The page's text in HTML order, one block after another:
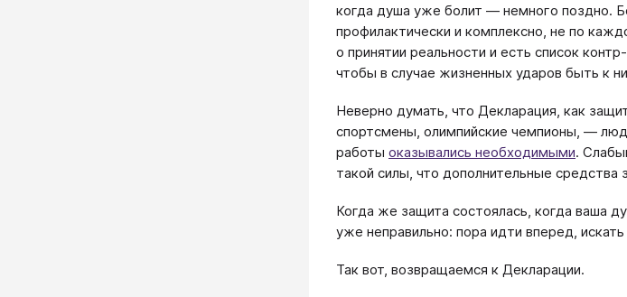
когда душа уже болит — немного поздно.
профилактически и комплексно, не по
о принятии реальности и есть список
чтобы в случае жизненных ударов быть к
Неверно думать, что Декларация, как
спортсмены, олимпийские чемпионы, —
работы оказывались необходимыми.
такой силы, что дополнительные
Когда же защита состоялась, когда ваша
уже неправильно: пора идти вперед,
Так вот, возвращаемся к Декларации.